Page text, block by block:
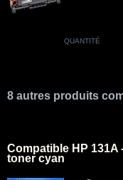
QUANTITÉ
8 autres produits
Compatible HP 131A
toner cyan